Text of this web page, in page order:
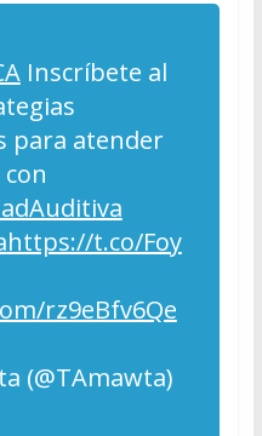
Inscríbete al
para atender
https://t.co/Foy
rz9eBfv6Qe
(@TAmawta)